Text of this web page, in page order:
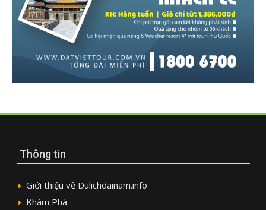
Thông tin
Giới thiệu về Dulichdainam.info
Khám Phá